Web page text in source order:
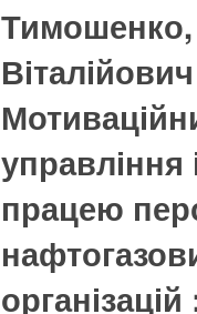
Віталійович
працею